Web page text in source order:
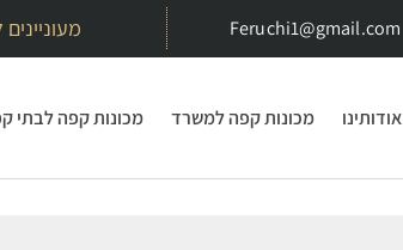
Feruchi1@gmail.com
אודותינו מכונות קפה למשרד מכונות קפה לבתי